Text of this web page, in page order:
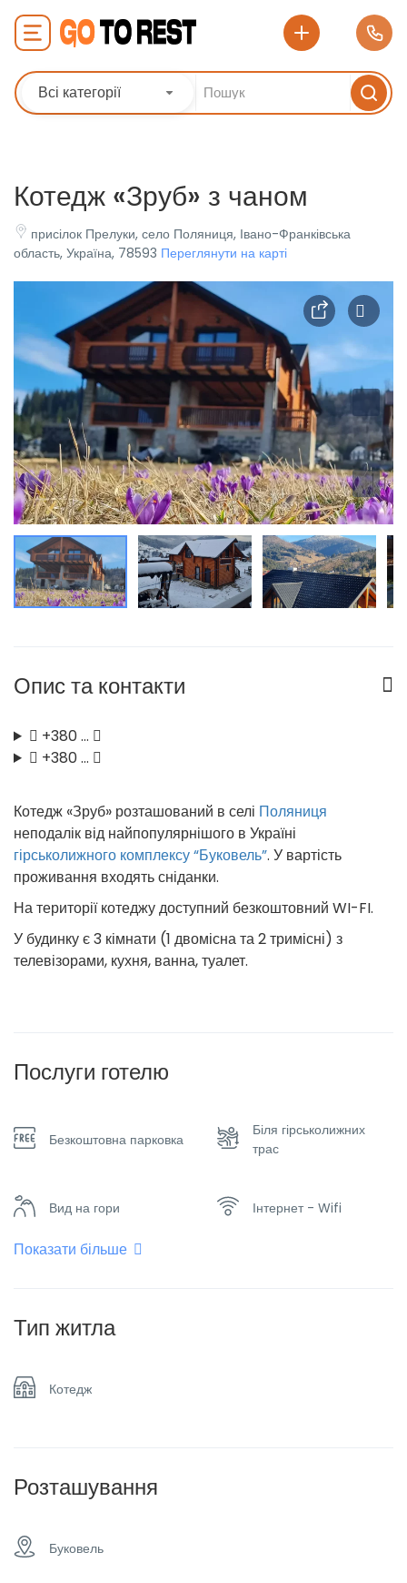
Всі категорії
Котедж «Зруб» з чаном
присілок Прелуки, село Поляниця, Івано-Франківська
область, Україна, 78593 Переглянути на карті
Опис та контакти
+380 …
+380 …
Котедж «Зруб» розташований в селі Поляниця
неподалік від найпопулярнішого в Україні
гірськолижного комплексу “Буковель”. У вартість
проживання входять сніданки.
На території котеджу доступний безкоштовний WI-FI.
У будинку є 3 кімнати (1 двомісна та 2 тримісні) з
телевізорами, кухня, ванна, туалет.
Послуги готелю
Безкоштовна парковка
Біля гірськолижних
трас
Вид на гори Інтернет - Wifi
Сімейні номери
Спа & сауна
Показати більше
Тип житла
Котедж
Розташування
Буковель